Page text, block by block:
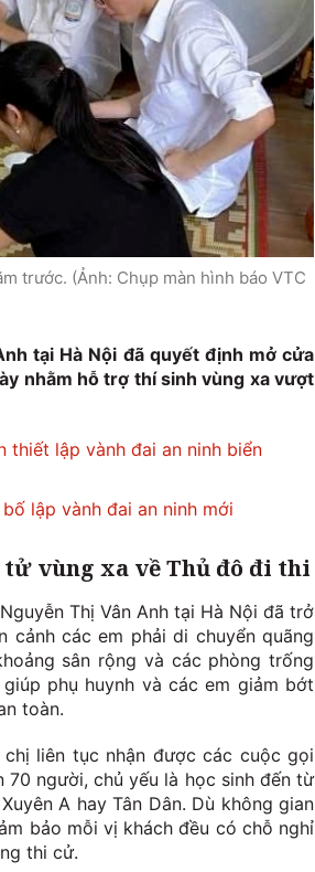
trước. (Ảnh: Chụp màn hình báo VTC
tại Hà Nội đã quyết định mở cửa
nhằm hỗ trợ thí sinh vùng xa vượt
thiết lập vành đai an ninh biển
lập vành đai an ninh mới
vùng xa về Thủ đô đi thi
Thị Vân Anh tại Hà Nội đã trở
cảnh các em phải di chuyển quãng
sân rộng và các phòng trống
phụ huynh và các em giảm bớt
toàn.
liên tục nhận được các cuộc gọi
người, chủ yếu là học sinh đến từ
A hay Tân Dân. Dù không gian
bảo mỗi vị khách đều có chỗ nghỉ
thi cử.